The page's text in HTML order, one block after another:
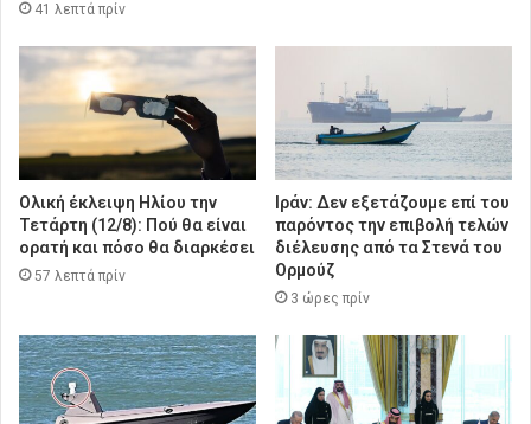
41 λεπτά πρίν
Ολική έκλειψη Ηλίου την
Τετάρτη (12/8): Πού θα είναι
ορατή και πόσο θα διαρκέσει
57 λεπτά πρίν
Ιράν: Δεν εξετάζουμε επί του
παρόντος την επιβολή τελών
διέλευσης από τα Στενά του
Ορμούζ
3 ώρες πρίν